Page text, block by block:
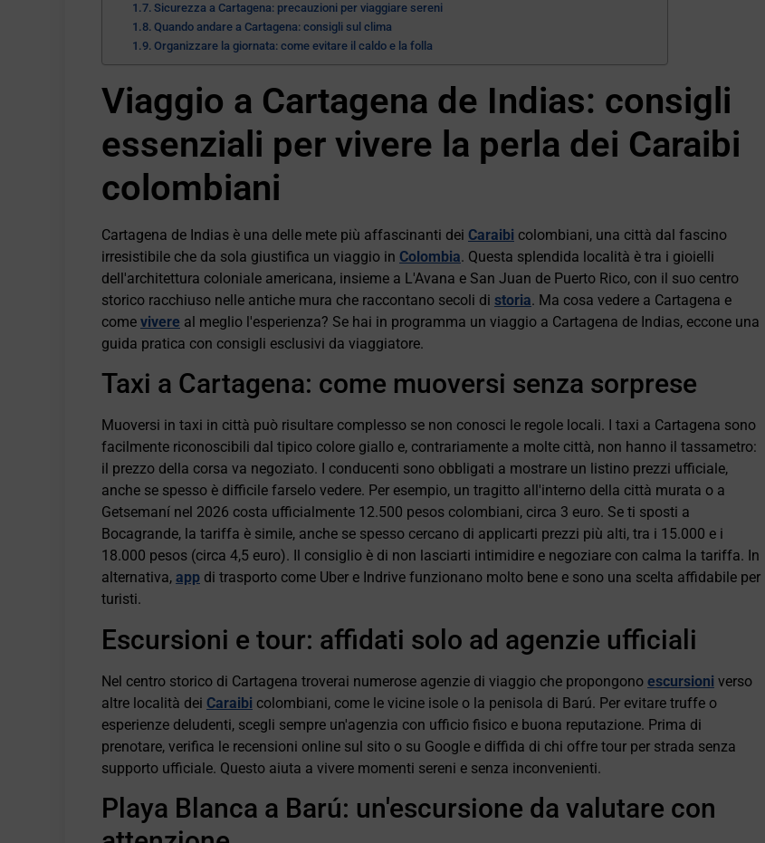
Sicurezza a Cartagena: precauzioni per viaggiare sereni
Quando andare a Cartagena: consigli sul clima
Organizzare la giornata: come evitare il caldo e la folla
Viaggio a Cartagena de Indias: consigli
essenziali per vivere la perla dei Caraibi
colombiani
Cartagena de Indias è una delle mete più affascinanti dei Caraibi colombiani, una città dal fascino
irresistibile che da sola giustifica un viaggio in Colombia. Questa splendida località è tra i gioielli
dell'architettura coloniale americana, insieme a L'Avana e San Juan de Puerto Rico, con il suo centro
storico racchiuso nelle antiche mura che raccontano secoli di storia. Ma cosa vedere a Cartagena e
come vivere al meglio l'esperienza? Se hai in programma un viaggio a Cartagena de Indias, eccone una
guida pratica con consigli esclusivi da viaggiatore.
Taxi a Cartagena: come muoversi senza sorprese
Muoversi in taxi in città può risultare complesso se non conosci le regole locali. I taxi a Cartagena sono
facilmente riconoscibili dal tipico colore giallo e, contrariamente a molte città, non hanno il tassametro:
il prezzo della corsa va negoziato. I conducenti sono obbligati a mostrare un listino prezzi ufficiale,
anche se spesso è difficile farselo vedere. Per esempio, un tragitto all'interno della città murata o a
Getsemaní nel 2026 costa ufficialmente 12.500 pesos colombiani, circa 3 euro. Se ti sposti a
Bocagrande, la tariffa è simile, anche se spesso cercano di applicarti prezzi più alti, tra i 15.000 e i
18.000 pesos (circa 4,5 euro). Il consiglio è di non lasciarti intimidire e negoziare con calma la tariffa. In
alternativa, app di trasporto come Uber e Indrive funzionano molto bene e sono una scelta affidabile per
turisti.
Escursioni e tour: affidati solo ad agenzie ufficiali
Nel centro storico di Cartagena troverai numerose agenzie di viaggio che propongono escursioni verso
altre località dei Caraibi colombiani, come le vicine isole o la penisola di Barú. Per evitare truffe o
esperienze deludenti, scegli sempre un'agenzia con ufficio fisico e buona reputazione. Prima di
prenotare, verifica le recensioni online sul sito o su Google e diffida di chi offre tour per strada senza
supporto ufficiale. Questo aiuta a vivere momenti sereni e senza inconvenienti.
Playa Blanca a Barú: un'escursione da valutare con